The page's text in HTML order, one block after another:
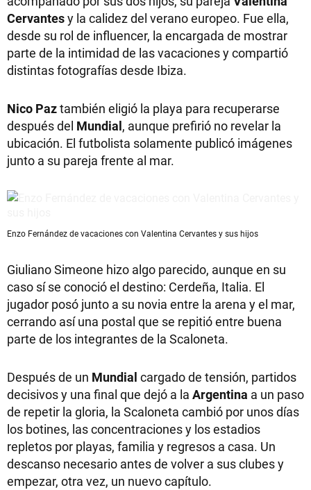
Cervantesy la calidez del verano europeo. Fue ella,
desde su rol de influencer, la encargada de mostrar
parte de la intimidad de las vacaciones y compartió
distintas fotografías desde Ibiza.
Nico Paztambién eligió la playa para recuperarse
después del Mundial, aunque prefirió no revelar la
ubicación. El futbolista solamente publicó imágenes
junto a su pareja frente al mar.
Enzo Fernández de vacaciones con Valentina Cervantes y sus hijos
Giuliano Simeone hizo algo parecido, aunque en su
caso sí se conoció el destino: Cerdeña, Italia. El
jugador posó junto a su novia entre la arena y el mar,
cerrando así una postal que se repitió entre buena
parte de los integrantes de la Scaloneta.
Después de un Mundial cargado de tensión, partidos
decisivos y una final que dejó a la Argentina a un paso
de repetir la gloria, la Scaloneta cambió por unos días
los botines, las concentraciones y los estadios
repletos por playas, familia y regresos a casa. Un
descanso necesario antes de volver a sus clubes y
empezar, otra vez, un nuevo capítulo.